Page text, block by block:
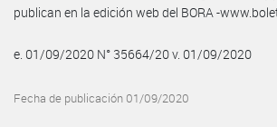
publican en la edición web del BORA -
e. 01/09/2020 N° 35664/20 v. 01/09/2020
Fecha de publicación 01/09/2020